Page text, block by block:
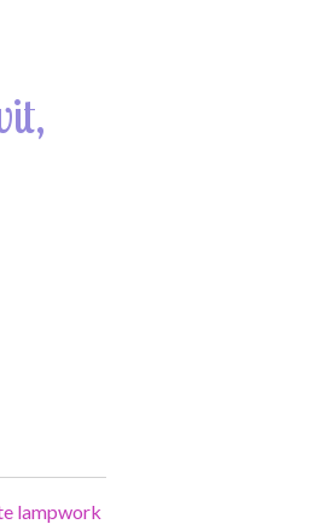
lampwork